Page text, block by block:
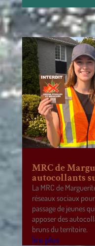
MRC de
autocollants
La MRC de
réseaux sociaux
passage de jeunes
apposer des
bruns du territoire.
lire plus